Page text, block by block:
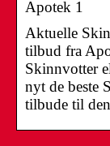
Apotek 1
Aktuelle
tilbud fra
Skinnvotter
nyt de beste
tilbude til